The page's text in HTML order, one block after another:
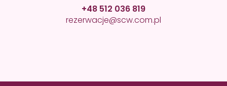
+48 512 036 819
rezerwacje@scw.com.pl